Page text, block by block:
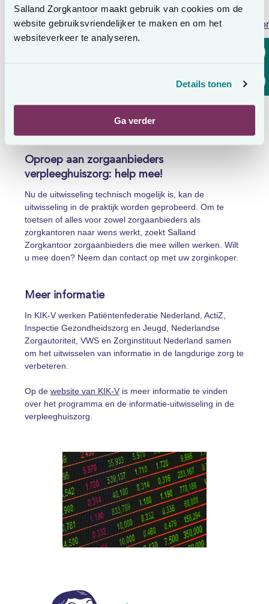
Salland Zorgkantoor maakt gebruik van cookies om de
website gebruiksvriendelijker te maken en om het
websiteverkeer te analyseren.
Details tonen
Ga verder
Lees voor
Uitwisselprofielen
ontvangen met een hogere kwaliteit. Daarnaast is de data
technisch tot stand te brengen.
Oproep aan zorgaanbieders
verpleeghuiszorg: help mee!
Nu de uitwisseling technisch mogelijk is, kan de
uitwisseling in de praktijk worden geprobeerd. Om te
toetsen of alles voor zowel zorgaanbieders als
zorgkantoren naar wens werkt, zoekt Salland
Zorgkantoor zorgaanbieders die mee willen werken. Wilt
u mee doen? Neem dan contact op met uw zorginkoper.
Meer informatie
In KIK-V werken Patiëntenfederatie Nederland, ActiZ,
Inspectie Gezondheidszorg en Jeugd, Nederlandse
Zorgautoriteit, VWS en Zorginstituut Nederland samen
om het uitwisselen van informatie in de langdurige zorg te
verbeteren.
Op de website van KIK-Vis meer informatie te vinden
over het programma en de informatie-uitwisseling in de
verpleeghuiszorg.